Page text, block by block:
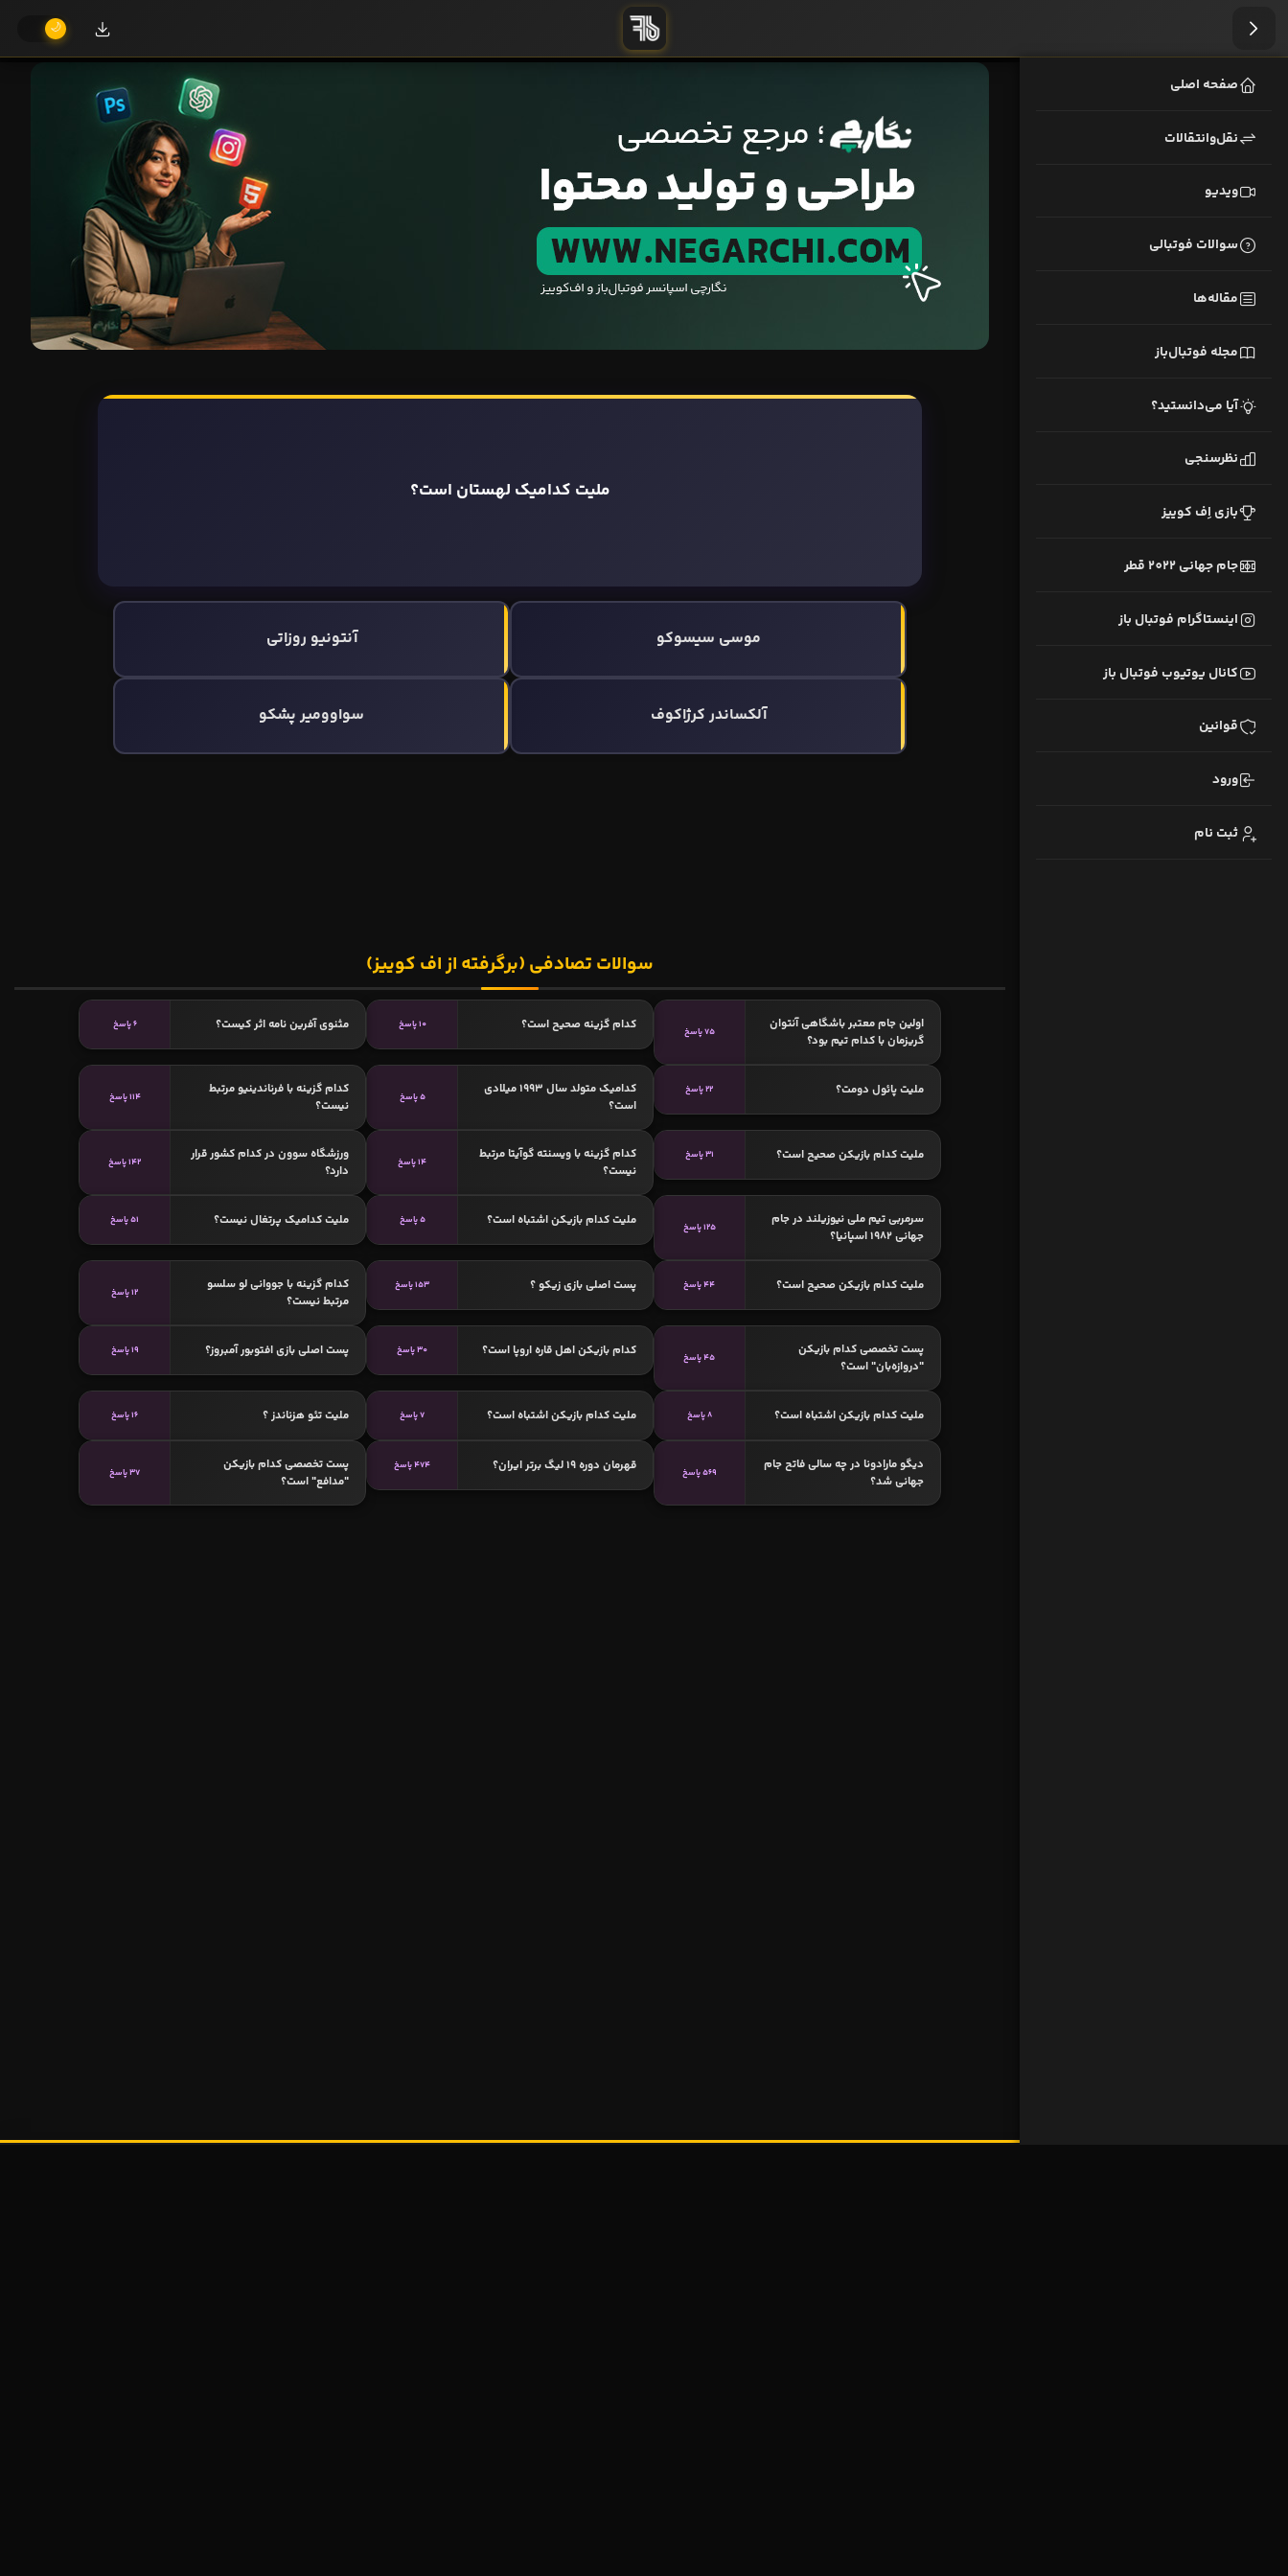
صفحه اصلی
نقل‌وانتقالات
ویدیو
سوالات فوتبالی
مقاله‌ها
مجله فوتبال‌باز
آیا می‌دانستید؟
نظرسنجی
بازی اِف کوییز
جام جهانی 2022 قطر
اینستاگرام فوتبال باز
کانال یوتیوب فوتبال باز
قوانین
ورود
ثبت نام
ملیت کدامیک لهستان است؟
موسی سیسوکو آنتونیو روزاتی
آلکساندر کرژاکوف سواوومیر پشکو
سوالات تصادفی (برگرفته از اف کوییز)
اولین جام معتبر باشگاهی آنتوان
گریزمان با کدام تیم بود؟
75 پاسخ کدام گزینه صحیح است؟ 10 پاسخ مثنوی آفرین نامه اثر کیست؟ 6 پاسخ
ملیت پائول دومت؟ 22 پاسخ
کدامیک متولد سال 1993 میلادی
است؟
5 پاسخ
کدام گزینه با فرناندینیو مرتبط
نیست؟
114 پاسخ
ملیت کدام بازیکن صحیح است؟ 31 پاسخ
کدام گزینه با ویسنته گوآیتا مرتبط
نیست؟
14 پاسخ
ورزشگاه سوون در کدام کشور قرار
دارد؟
142 پاسخ
سرمربی تیم ملی نیوزیلند در جام
جهانی 1982 اسپانیا؟
125 پاسخ ملیت کدام بازیکن اشتباه است؟ 5 پاسخ ملیت کدامیک پرتغال نیست؟ 51 پاسخ
ملیت کدام بازیکن صحیح است؟ 44 پاسخ پست اصلی بازی زیکو ؟ 153 پاسخ
کدام گزینه با جووانی لو سلسو
مرتبط نیست؟
12 پاسخ
پست تخصصی کدام بازیکن
"دروازه‌بان" است؟
45 پاسخ کدام بازیکن اهل قاره اروپا است؟ 30 پاسخ پست اصلی بازی افتوبور آمبروز؟ 19 پاسخ
ملیت کدام بازیکن اشتباه است؟ 8 پاسخ ملیت کدام بازیکن اشتباه است؟ 7 پاسخ ملیت تئو هزناندز ؟ 16 پاسخ
دیگو مارادونا در چه سالی فاتح جام
جهانی شد؟
569 پاسخ قهرمان دوره 19 لیگ برتر ایران؟ 474 پاسخ
پست تخصصی کدام بازیکن
"مدافع" است؟
37 پاسخ